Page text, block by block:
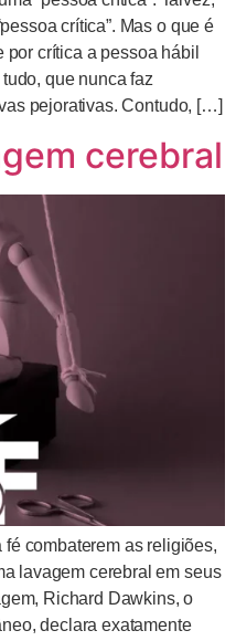
crítica”. Mas o que é
crítica a pessoa hábil
que nunca faz
pejorativas. Contudo, […]
cerebral
combaterem as religiões,
lavagem cerebral em seus
Richard Dawkins, o
declara exatamente